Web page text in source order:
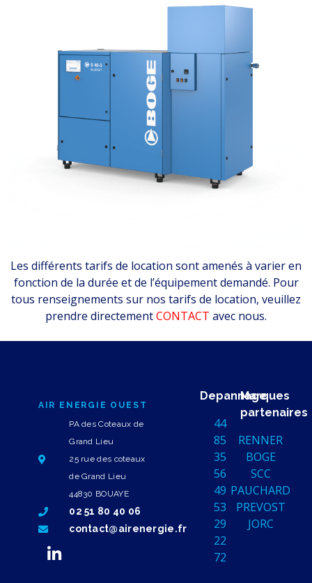
Les différents tarifs de location sont amenés à varier en
fonction de la durée et de l’équipement demandé. Pour
tous renseignements sur nos tarifs de location, veuillez
prendre directementCONTACT avec nous.
AIR ENERGIE OUEST
PA des Coteaux de
Grand Lieu
25 rue des coteaux
de Grand Lieu
44830 BOUAYE
02 51 80 40 06
contact@airenergie.fr
Depannage
44
85
35
56
49
53
29
22
72
Marques
partenaires
RENNER
BOGE
SCC
PAUCHARD
PREVOST
JORC